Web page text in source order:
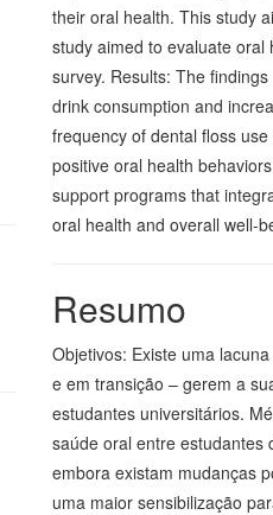
their oral health. This study
study aimed to evaluate
survey. Results: The
drink consumption and
frequency of dental floss
positive oral health
support programs that
oral health and overall well-
Resumo
Objetivos: Existe uma
e em transição – gerem a
estudantes universitários.
saúde oral entre estudantes
embora existam mudanças
uma maior sensibilização